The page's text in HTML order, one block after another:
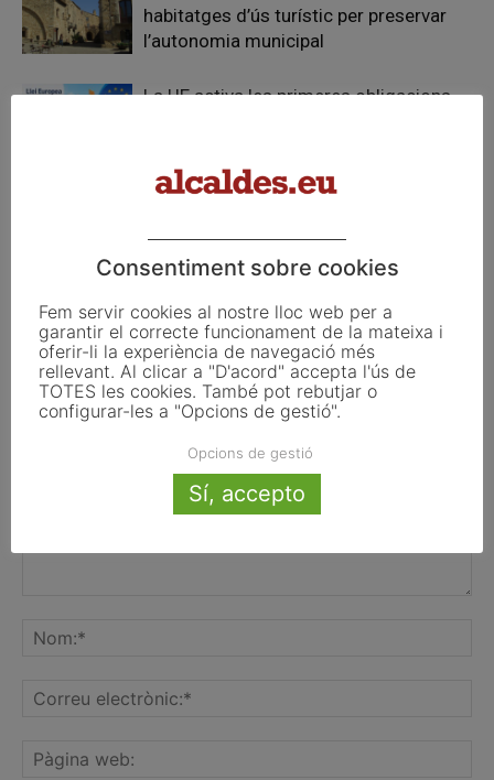
habitatges d’ús turístic per preservar
l’autonomia municipal
La UE activa les primeres obligacions
FER UN COMENTARI
Consentiment sobre cookies
Fem servir cookies al nostre lloc web per a
garantir el correcte funcionament de la mateixa i
oferir-li la experiència de navegació més
rellevant. Al clicar a "D'acord" accepta l'ús de
TOTES les cookies. També pot rebutjar o
configurar-les a "Opcions de gestió".
Opcions de gestió
Sí, accepto